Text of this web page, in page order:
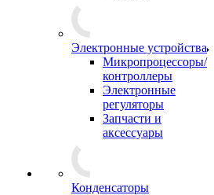
Электронные устройства
Микропроцессоры/
контроллеры
Электронные
регуляторы
Запчасти и
аксессуары
Конденсаторы